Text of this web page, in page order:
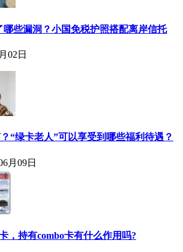
哪些漏洞？小国免税护照搭配离岸信托
02日
“绿卡老人”可以享受到哪些福利待遇？
月09日
，持有combo卡有什么作用吗?